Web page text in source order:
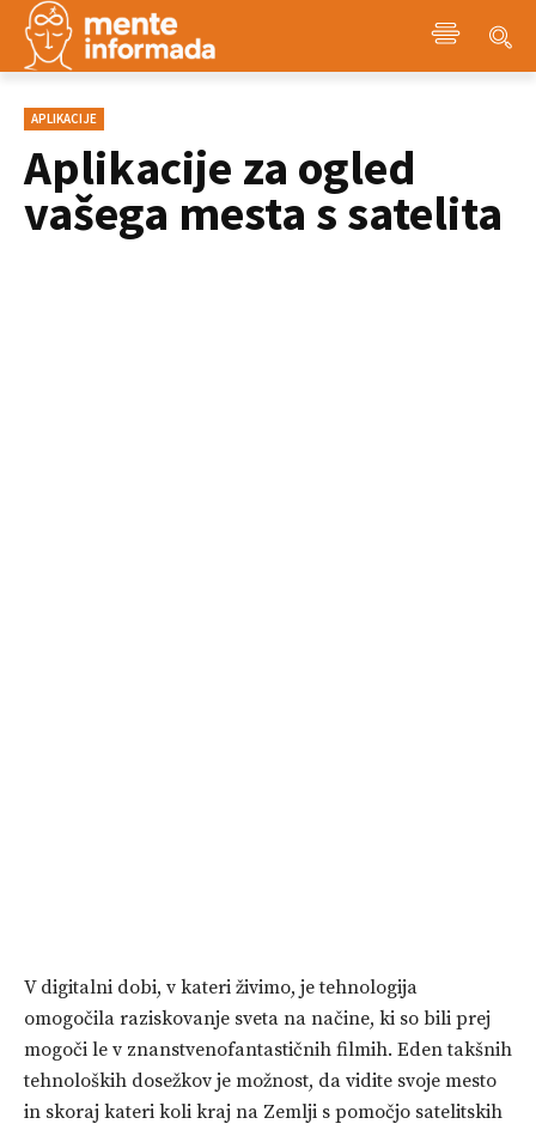
APLIKACIJE
Aplikacije za ogled
vašega mesta s satelita
V digitalni dobi, v kateri živimo, je tehnologija
omogočila raziskovanje sveta na načine, ki so bili prej
mogoči le v znanstvenofantastičnih filmih. Eden takšnih
tehnoloških dosežkov je možnost, da vidite svoje mesto
in skoraj kateri koli kraj na Zemlji s pomočjo satelitskih